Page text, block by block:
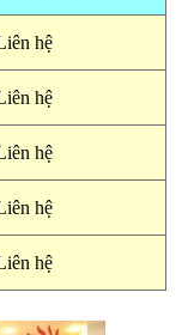
hệ
hệ
hệ
hệ
hệ